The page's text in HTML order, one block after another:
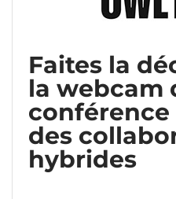
Faites la
la webcam
des
hybrides